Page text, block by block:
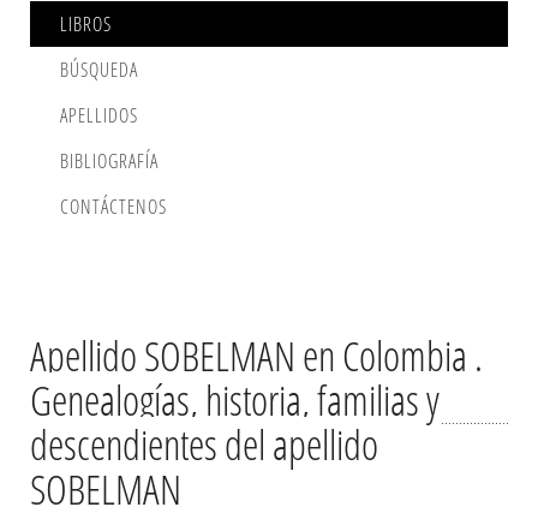
LIBROS
BÚSQUEDA
APELLIDOS
BIBLIOGRAFÍA
CONTÁCTENOS
Apellido SOBELMAN en Colombia .
Genealogías, historia, familias y
descendientes del apellido
SOBELMAN